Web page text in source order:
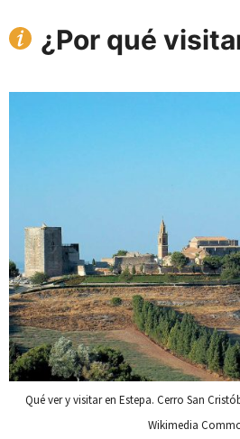
¿Por qué
Qué ver y visitar en Estepa. Cerro San
Wikimedia